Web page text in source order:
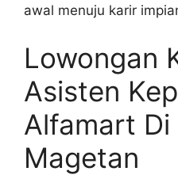
awal menuju karir
Lowongan
Asisten
Alfamart
Magetan